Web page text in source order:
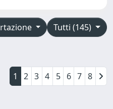
Tutti (145)
1 2 3 4 5 6 7 8